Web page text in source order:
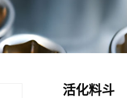
活化料斗